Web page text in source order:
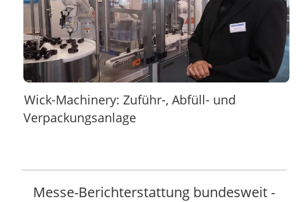
Wick-Machinery: Zuführ-, Abfüll- und
Verpackungsanlage
Messe-Berichterstattung bundesweit -